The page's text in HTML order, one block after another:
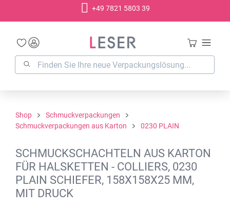
+49 7821 5803 39
Shop
Schmuckverpackungen
Schmuckverpackungen aus Karton
0230 PLAIN
SCHMUCKSCHACHTELN AUS KARTON
FÜR HALSKETTEN - COLLIERS, 0230
PLAIN SCHIEFER, 158X158X25 MM,
MIT DRUCK